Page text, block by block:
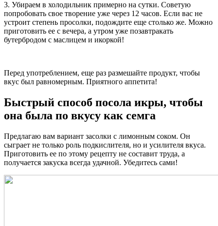
3. Убираем в холодильник примерно на сутки. Советую
попробовать свое творение уже через 12 часов. Если вас не
устроит степень просолки, подождите еще столько же. Можно
приготовить ее с вечера, а утром уже позавтракать
бутербродом с маслицем и икоркой!
Перед употреблением, еще раз размешайте продукт, чтобы
вкус был равномерным. Приятного аппетита!
Быстрый способ посола икры, чтобы
она была по вкусу как семга
Предлагаю вам вариант засолки с лимонным соком. Он
сыграет не только роль подкислителя, но и усилителя вкуса.
Приготовить ее по этому рецепту не составит труда, а
получается закуска всегда удачной. Убедитесь сами!